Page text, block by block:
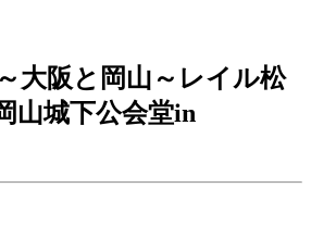
大阪と岡山～レイル松
山城下公会堂in